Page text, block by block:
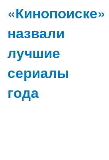
«Кинопоиске»
назвали
лучшие
сериалы
года